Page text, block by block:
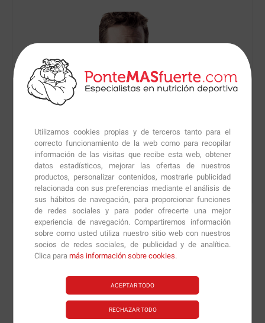
Utilizamos cookies propias y de terceros tanto para el
correcto funcionamiento de la web como para recopilar
información de las visitas que recibe esta web, obtener
datos estadísticos, mejorar las ofertas de nuestros
productos, personalizar contenidos, mostrarle publicidad
relacionada con sus preferencias mediante el análisis de
sus hábitos de navegación, para proporcionar funciones
de redes sociales y para poder ofrecerte una mejor
experiencia de navegación. Compartiremos información
sobre como usted utiliza nuestro sitio web con nuestros
socios de redes sociales, de publicidad y de analítica.
Clica paramás información sobre cookies.
ACEPTAR TODO
RECHAZAR TODO
Nuevas versiones y
recomendaciones de
nuestros nutricionistas.